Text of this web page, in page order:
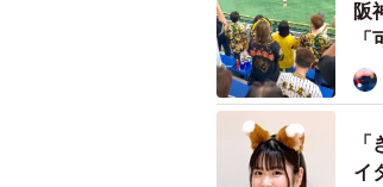
興味を抱き、巨人
が、この曲は3代
（さいじょう・や
阪
イ